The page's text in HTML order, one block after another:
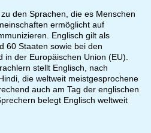
den Sprachen, die es Menschen
ermöglicht auf
Englisch gilt als
60 Staaten sowie bei den
in der Europäischen Union (EU).
stellt Englisch, nach
die weltweit meistgesprochene
auch am Tag der englischen
belegt Englisch weltweit